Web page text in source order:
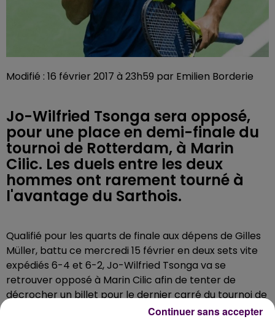
Modifié : 16 février 2017 à 23h59 par Emilien Borderie
Jo-Wilfried Tsonga sera opposé,
pour une place en demi-finale du
tournoi de Rotterdam, à Marin
Cilic. Les duels entre les deux
hommes ont rarement tourné à
l'avantage du Sarthois.
Qualifié pour les quarts de finale aux dépens de Gilles
Müller, battu ce mercredi 15 février en deux sets vite
expédiés 6-4 et 6-2, Jo-Wilfried Tsonga va se
retrouver opposé à Marin Cilic afin de tenter de
décrocher un billet pour le dernier carré du tournoi de
Continuer sans accepter